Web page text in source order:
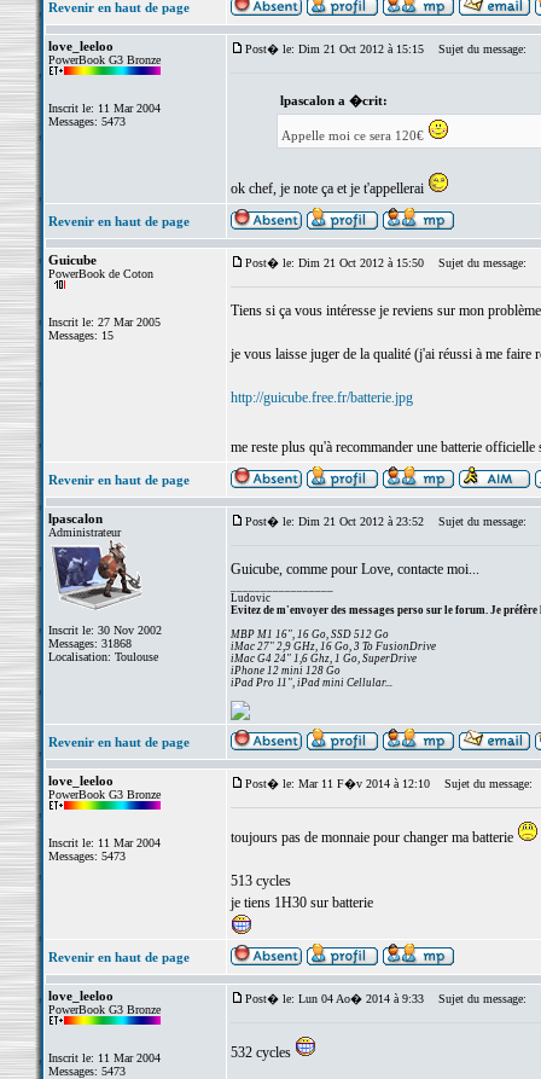
Revenir en haut de page
love_leeloo
PowerBook G3 Bronze
Inscrit le: 11 Mar 2004
Messages: 5473
Post� le: Dim 21 Oct 2012 à 15:15 Sujet du message:
lpascalon a �crit:
Appelle moi ce sera 120€
ok chef, je note ça et je t'appellerai
Revenir en haut de page
Guicube
PowerBook de Coton
Inscrit le: 27 Mar 2005
Messages: 15
Post� le: Dim 21 Oct 2012 à 15:50 Sujet du message:
Tiens si ça vous intéresse je reviens sur mon
je vous laisse juger de la qualité (j'ai réussi à me faire
http://guicube.free.fr/batterie.jpg
me reste plus qu'à recommander une batterie
Revenir en haut de page
lpascalon
Administrateur
Inscrit le: 30 Nov 2002
Messages: 31868
Localisation: Toulouse
Post� le: Dim 21 Oct 2012 à 23:52 Sujet du message:
Guicube, comme pour Love, contacte moi...
Ludovic
Evitez de m'envoyer des messages perso sur le forum. Je préfère
MBP M1 16", 16 Go, SSD 512 Go
iMac 27" 2,9 GHz, 16 Go, 3 To FusionDrive
iMac G4 24" 1,6 Ghz, 1 Go, SuperDrive
iPhone 12 mini 128 Go
iPad Pro 11", iPad mini Cellular...
Revenir en haut de page
love_leeloo
PowerBook G3 Bronze
Inscrit le: 11 Mar 2004
Messages: 5473
Post� le: Mar 11 F�v 2014 à 12:10 Sujet du message:
toujours pas de monnaie pour changer ma batterie
513 cycles
je tiens 1H30 sur batterie
Revenir en haut de page
love_leeloo
PowerBook G3 Bronze
Inscrit le: 11 Mar 2004
Messages: 5473
Post� le: Lun 04 Ao� 2014 à 9:33 Sujet du message:
532 cycles